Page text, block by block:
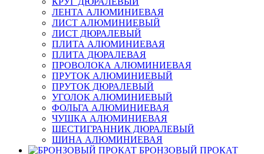
ЛЕНТА АЛЮМИНИЕВАЯ
ЛИСТ АЛЮМИНИЕВЫЙ
ЛИСТ ДЮРАЛЕВЫЙ
ПЛИТА АЛЮМИНИЕВАЯ
ПЛИТА ДЮРАЛЕВАЯ
ПРОВОЛОКА АЛЮМИНИЕВАЯ
ПРУТОК АЛЮМИНИЕВЫЙ
ПРУТОК ДЮРАЛЕВЫЙ
УГОЛОК АЛЮМИНИЕВЫЙ
ФОЛЬГА АЛЮМИНИЕВАЯ
ЧУШКА АЛЮМИНИЕВАЯ
ШЕСТИГРАННИК ДЮРАЛЕВЫЙ
ШИНА АЛЮМИНИЕВАЯ
БРОНЗОВЫЙ ПРОКАТ